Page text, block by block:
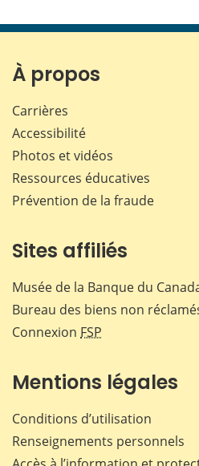
À propos
Carrières
Accessibilité
Photos et vidéos
Ressources éducatives
Prévention de la fraude
Sites affiliés
Musée de la Banque du
Bureau des biens non
Connexion FSP
Mentions légales
Conditions d’utilisation
Renseignements personnels